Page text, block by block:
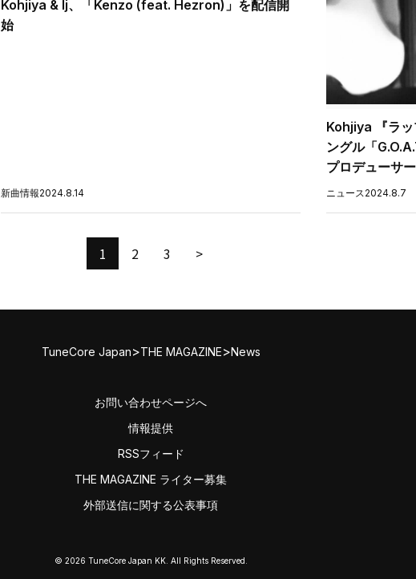
Kohjiya & lj、「Kenzo (feat. Hezron)」を配信開
始
新曲情報2024.8.14
Kohjiya 『ラ
ングル「
プロデューサ
ニュース2024.8.7
1 2 3 >
TuneCore Japan>THE MAGAZINE>News
お問い合わせページへ
情報提供
RSSフィード
THE MAGAZINE ライター募集
外部送信に関する公表事項
© 2026 TuneCore Japan KK. All Rights Reserved.